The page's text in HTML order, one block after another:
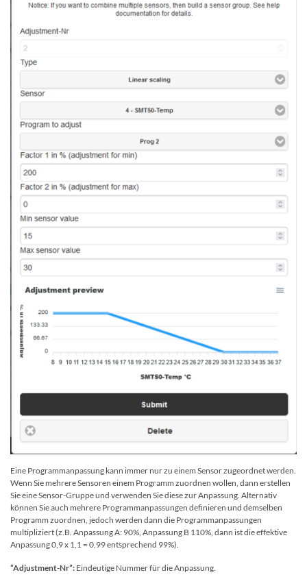
Eine Programmanpassung kann immer nur zu einem Sensor zugeordnet werden.
Wenn Sie mehrere Sensoren einem Programm zuordnen wollen, dann erstellen
Sie eine Sensor-Gruppe und verwenden Sie diese zur Anpassung. Alternativ
können Sie auch mehrere Programmanpassungen definieren und demselben
Programm zuordnen, jedoch werden dann die Programmanpassungen
multipliziert (z.B. Anpassung A: 90%, Anpassung B 110%, dann ist die effektive
Anpassung 0,9 x 1,1 = 0,99 entsprechend 99%).
“Adjustment-Nr”: Eindeutige Nummer für die Anpassung.